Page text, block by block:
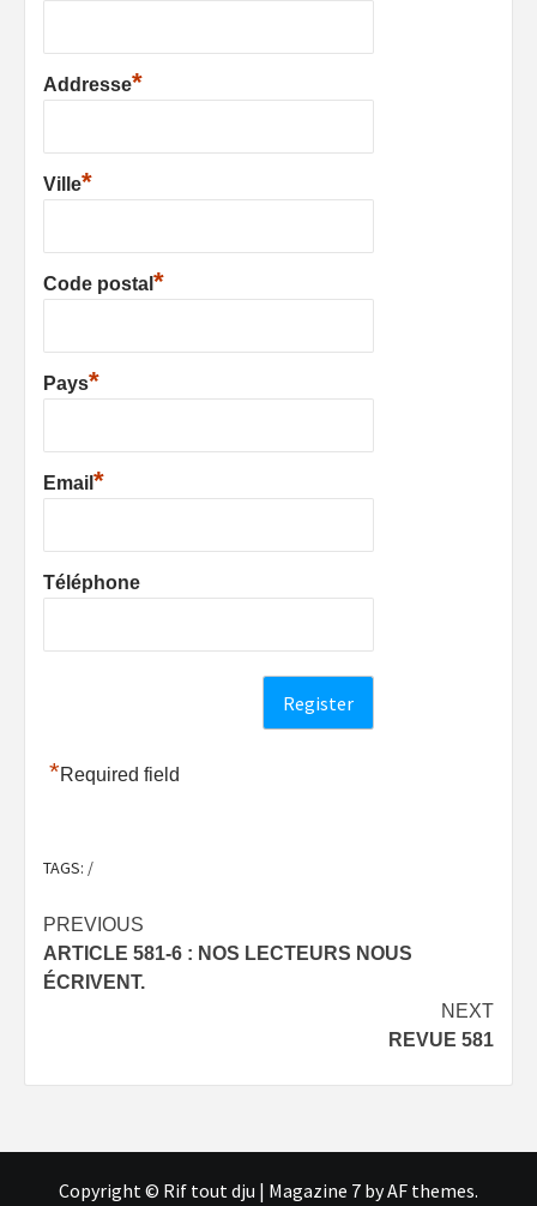
Addresse*
Ville*
Code postal *
Pays*
Email *
Téléphone
*Required field
TAGS: /
Post
navigation
PREVIOUS
ARTICLE 581-6 : NOS LECTEURS NOUS
ÉCRIVENT.
NEXT
REVUE 581
Copyright © Rif tout dju | Magazine 7 by AF themes.